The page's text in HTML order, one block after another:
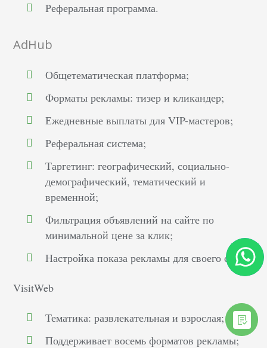
Реферальная программа.
AdHub
Общетематическая платформа;
Форматы рекламы: тизер и кликандер;
Ежедневные выплаты для VIP-мастеров;
Реферальная система;
Таргетинг: географический, социально-
демографический, тематический и
временной;
Фильтрация объявлений на сайте по
минимальной цене за клик;
Настройка показа рекламы для своего сайта.
VisitWeb
Тематика: развлекательная и взрослая;
Поддерживает восемь форматов рекламы;